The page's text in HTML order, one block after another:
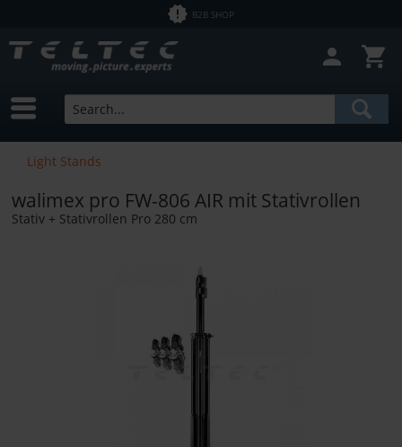
B2B SHOP
Light Stands
walimex pro FW-806 AIR mit Stativrollen
Stativ + Stativrollen Pro 280 cm